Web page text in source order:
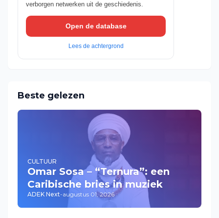
verborgen netwerken uit de geschiedenis.
Open de database
Lees de achtergrond
Beste gelezen
CULTUUR
Omar Sosa – “Ternura”: een
Caribische bries in muziek
ADEK Next-augustus 01, 2026